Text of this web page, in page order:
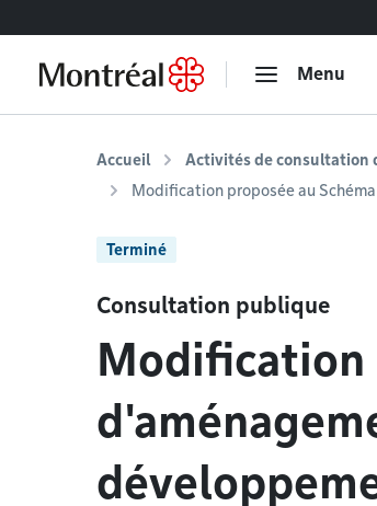
Menu
Accueil
Activités de consultation
Modification proposée au
Terminé
Consultation publique
Modification